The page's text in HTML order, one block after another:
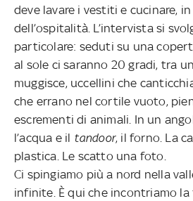
deve lavare i vestiti e cucinare,
dell’ospitalità. L’intervista si
particolare: seduti su una
al sole ci saranno 20 gradi, tra
muggisce, uccellini che
che errano nel cortile vuoto,
escrementi di animali. In un
l’acqua e il tandoor, il forno. La
plastica. Le scatto una foto.
Ci spingiamo più a nord nella
infinite. È qui che incontriamo la